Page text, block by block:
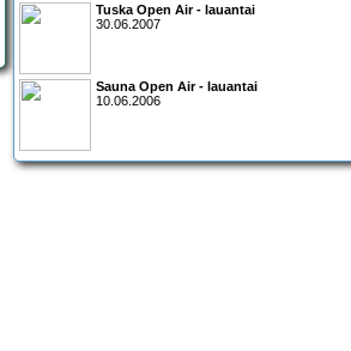
Tuska Open Air - lauantai
30.06.2007
Sauna Open Air - lauantai
10.06.2006